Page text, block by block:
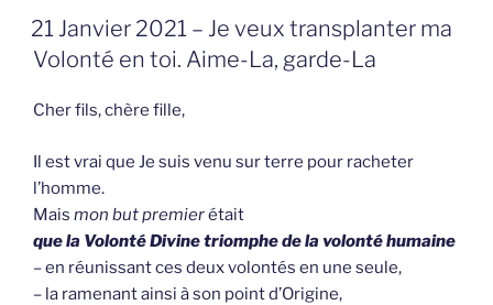
GEPLAATST
OP
21 Janvier 2021 – Je veux transplanter ma
Volonté en toi. Aime-La, garde-La
Cher fils, chère fille,
Il est vrai que Je suis venu sur terre pour racheter
l’homme.
Mais mon but premierétait
que la Volonté Divine triomphe de la volonté humaine
– en réunissant ces deux volontés en une seule,
– la ramenant ainsi à son point d’Origine,